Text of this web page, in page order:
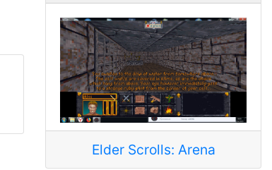
Elder Scrolls: Arena